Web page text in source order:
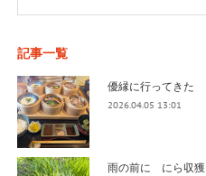
記事一覧
優縁に行ってきた
2026.04.05 13:01
雨の前に にら収獲